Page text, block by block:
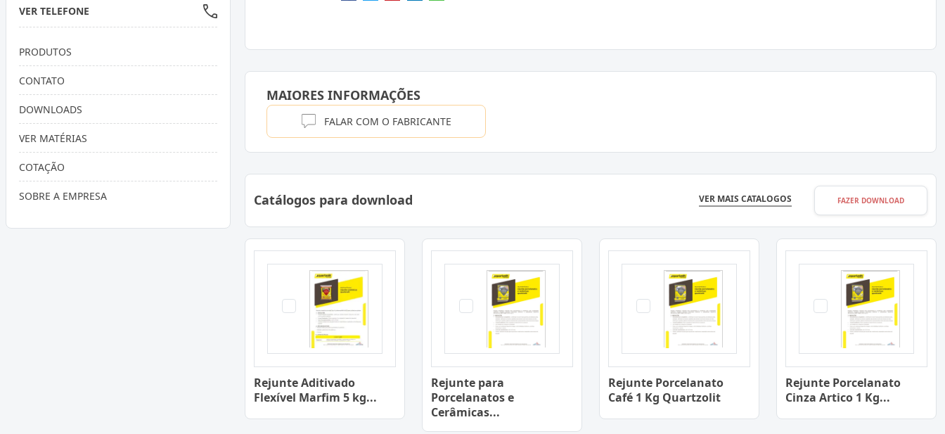
VER TELEFONE
PRODUTOS
CONTATO
DOWNLOADS
VER MATÉRIAS
COTAÇÃO
SOBRE A EMPRESA
MAIORES INFORMAÇÕES
FALAR COM O FABRICANTE
Catálogos para download VER MAIS CATALOGOS FAZER DOWNLOAD
Rejunte Aditivado
Flexível Marfim 5 kg...
Rejunte para
Porcelanatos e
Cerâmicas...
Rejunte Porcelanato
Café 1 Kg Quartzolit
Rejunte Porcelanato
Cinza Artico 1 Kg...